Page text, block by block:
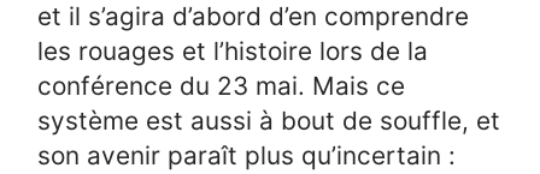
et il s’agira d’abord d’en comprendre
les rouages et l’histoire lors de la
conférence du 23 mai. Mais ce
système est aussi à bout de souffle, et
son avenir paraît plus qu’incertain :